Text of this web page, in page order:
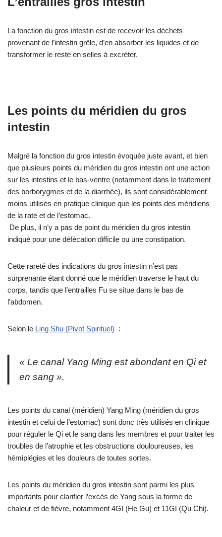
La fonction du gros intestin est de recevoir les déchets
provenant de l’intestin grêle, d’en absorber les liquides et de
transformer le reste en selles à excréter.
Les points du méridien du gros
intestin
Malgré la fonction du gros intestin évoquée juste avant, et bien
que plusieurs points du méridien du gros intestin ont une action
sur les intestins et le bas-ventre (notamment dans le traitement
des borborygmes et de la diarrhée), ils sont considérablement
moins utilisés en pratique clinique que les points des méridiens
de la rate et de l’estomac.
De plus, il n’y a pas de point du méridien du gros intestin
indiqué pour une défécation difficile ou une constipation.
Cette rareté des indications du gros intestin n’est pas
surprenante étant donné que le méridien traverse le haut du
corps, tandis que l’entrailles Fu se situe dans le bas de
l’abdomen.
Selon le Ling Shu (Pivot Spirituel) :
« Le canal Yang Ming est abondant en Qi et
en sang ».
Les points du canal (méridien) Yang Ming (méridien du gros
intestin et celui de l’estomac) sont donc très utilisés en clinique
pour réguler le Qi et le sang dans les membres et pour traiter les
troubles de l’atrophie et les obstructions douloureuses, les
hémiplégies et les douleurs de toutes sortes.
Les points du méridien du gros intestin sont parmi les plus
importants pour clarifier l’excès de Yang sous la forme de
chaleur et de fièvre, notamment 4GI (He Gu) et 11GI (Qu Chi).